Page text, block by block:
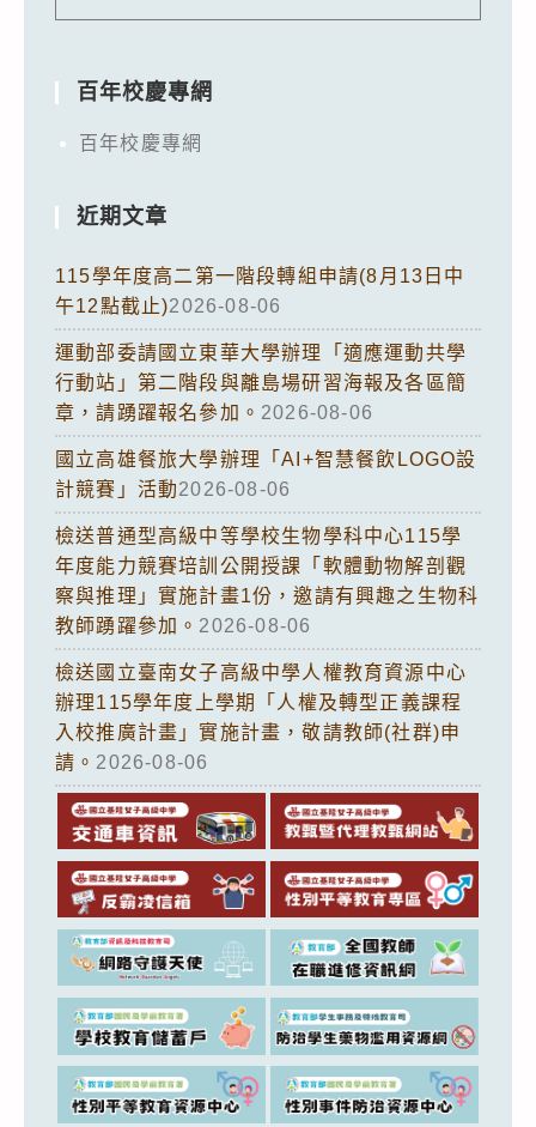
百年校慶專網
百年校慶專網
近期文章
115學年度高二第一階段轉組申請(8月13日中
午12點截止)2026-08-06
運動部委請國立東華大學辦理「適應運動共學
行動站」第二階段與離島場研習海報及各區簡
章，請踴躍報名參加。 2026-08-06
國立高雄餐旅大學辦理「AI+智慧餐飲LOGO設
計競賽」活動2026-08-06
檢送普通型高級中等學校生物學科中心115學
年度能力競賽培訓公開授課「軟體動物解剖觀
察與推理」實施計畫1份，邀請有興趣之生物科
教師踴躍參加。 2026-08-06
檢送國立臺南女子高級中學人權教育資源中心
辦理115學年度上學期「人權及轉型正義課程
入校推廣計畫」實施計畫，敬請教師(社群)申
請。 2026-08-06